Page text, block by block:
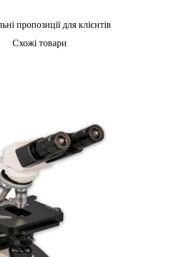
пропозиції для клієнтів
Схожі товари